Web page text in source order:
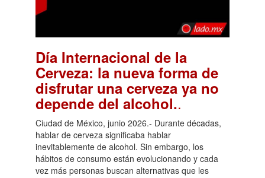
Día Internacional de la
Cerveza: la nueva forma de
disfrutar una cerveza ya no
depende del alcohol..
Ciudad de México, junio 2026.- Durante décadas,
hablar de cerveza significaba hablar
inevitablemente de alcohol. Sin embargo, los
hábitos de consumo están evolucionando y cada
vez más personas buscan alternativas que les